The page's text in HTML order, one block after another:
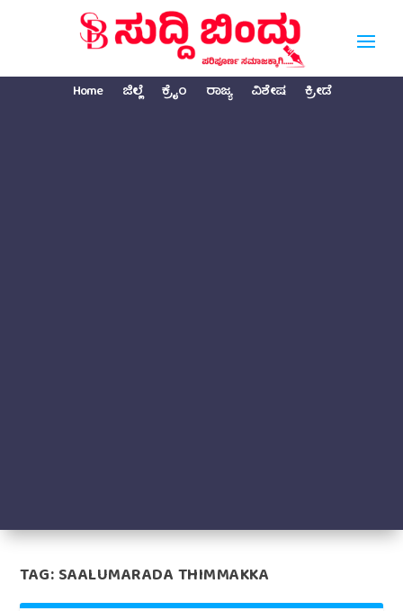
Home ಜಿಲ್ಲೆ ಕ್ರೈಂ ರಾಜ್ಯ ವಿಶೇಷ ಕ್ರೀಡೆ
TAG:SAALUMARADA THIMMAKKA